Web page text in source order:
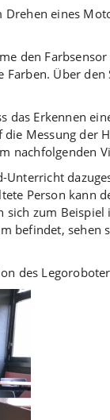
eines
den
Über
das Erkennen
Messung
nachfolgenden
Person kann
zum
befindet,
des